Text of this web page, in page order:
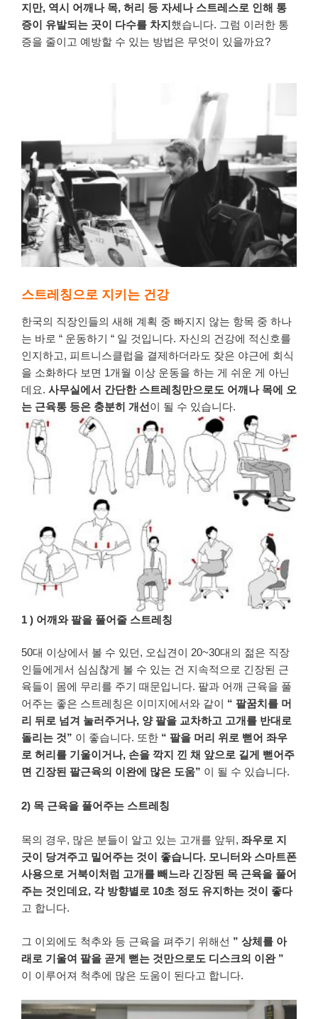
지만, 역시 어깨나 목, 허리 등 자세나 스트레스로 인해 통
증이 유발되는 곳이 다수를 차지했습니다. 그럼 이러한 통
증을 줄이고 예방할 수 있는 방법은 무엇이 있을까요?
스트레칭으로 지키는 건강
한국의 직장인들의 새해 계획 중 빠지지 않는 항목 중 하나
는 바로 “ 운동하기 “ 일 것입니다. 자신의 건강에 적신호를
인지하고, 피트니스클럽을 결제하더라도 잦은 야근에 회식
을 소화하다 보면 1개월 이상 운동을 하는 게 쉬운 게 아닌
데요. 사무실에서 간단한 스트레칭만으로도 어깨나 목에 오
는 근육통 등은 충분히 개선이 될 수 있습니다.
1 ) 어깨와 팔을 풀어줄 스트레칭
50대 이상에서 볼 수 있던, 오십견이 20~30대의 젊은 직장
인들에게서 심심찮게 볼 수 있는 건 지속적으로 긴장된 근
육들이 몸에 무리를 주기 때문입니다. 팔과 어깨 근육을 풀
어주는 좋은 스트레칭은 이미지에서와 같이 “ 팔꿈치를 머
리 뒤로 넘겨 눌러주거나, 양 팔을 교차하고 고개를 반대로
돌리는 것” 이 좋습니다. 또한 “ 팔을 머리 위로 뻗어 좌우
로 허리를 기울이거나, 손을 깍지 낀 채 앞으로 길게 뻗어주
면 긴장된 팔근육의 이완에 많은 도움” 이 될 수 있습니다.
2) 목 근육을 풀어주는 스트레칭
목의 경우, 많은 분들이 알고 있는 고개를 앞뒤, 좌우로 지
긋이 당겨주고 밀어주는 것이 좋습니다. 모니터와 스마트폰
사용으로 거북이처럼 고개를 빼느라 긴장된 목 근육을 풀어
주는 것인데요, 각 방향별로 10초 정도 유지하는 것이 좋다
고 합니다.
그 이외에도 척추와 등 근육을 펴주기 위해선 ” 상체를 아
래로 기울여 팔을 곧게 뻗는 것만으로도 디스크의 이완 ”
이 이루어져 척추에 많은 도움이 된다고 합니다.